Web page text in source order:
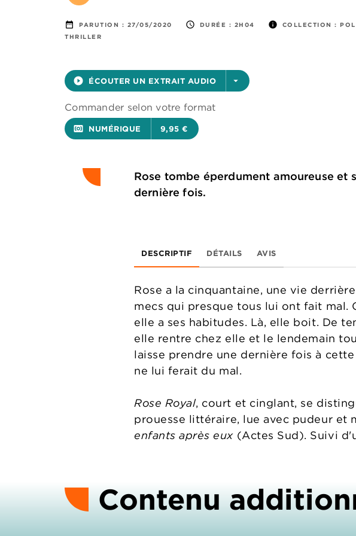
date_range PARUTION : 27/05/2020 access_time DURÉE : 2H04 info COLLECTION :
THRILLER
play_circle_filled ÉCOUTER UN EXTRAIT AUDIO arrow_drop_down
Commander selon votre format
surround_sound NUMÉRIQUE 9,95 €
Rose tombe éperdument amoureuse et
dernière fois.
DESCRIPTIF DÉTAILS AVIS
Rose a la cinquantaine, une vie
mecs qui presque tous lui ont fait mal.
elle a ses habitudes. Là, elle boit. De
elle rentre chez elle et le lendemain
laisse prendre une dernière fois à
ne lui ferait du mal.
Rose Royal, court et cinglant, se
prouesse littéraire, lue avec pudeur et
enfants après eux (Actes Sud). Suivi
Contenu